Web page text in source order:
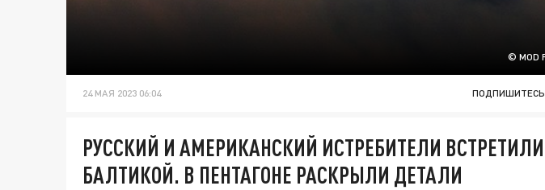
© MOD
24 МАЯ 2023 06:04
РУССКИЙ И АМЕРИКАНСКИЙ ИСТРЕБИТЕЛИ
БАЛТИКОЙ. В ПЕНТАГОНЕ РАСКРЫЛИ ДЕТАЛИ